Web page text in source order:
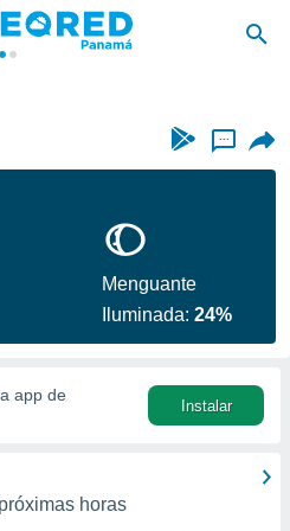
...
Menguante
Iluminada:24%
app de
Instalar
horas